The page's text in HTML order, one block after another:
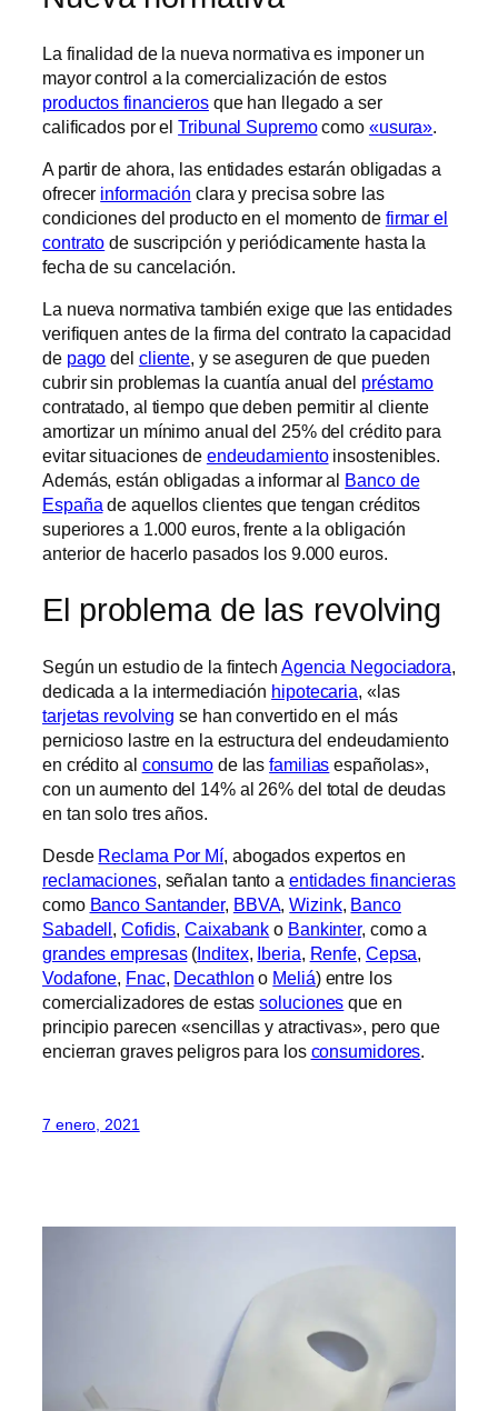
La finalidad de la nueva normativa es imponer un
mayor control a la comercialización de estos
productos financierosque han llegado a ser
calificados por elTribunal Supremocomo «usura».
A partir de ahora, las entidades estarán obligadas a
ofrecer información clara y precisa sobre las
condiciones del producto en el momento de firmar el
contrato de suscripción y periódicamente hasta la
fecha de su cancelación.
La nueva normativa también exige que las entidades
verifiquen antes de la firma del contrato la capacidad
de pago del cliente, y se aseguren de que pueden
cubrir sin problemas la cuantía anual del préstamo
contratado, al tiempo que deben permitir al cliente
amortizar un mínimo anual del 25% del crédito para
evitar situaciones de endeudamientoinsostenibles.
Además, están obligadas a informar al Banco de
España de aquellos clientes que tengan créditos
superiores a 1.000 euros, frente a la obligación
anterior de hacerlo pasados los 9.000 euros.
El problema de las revolving
Según un estudio de la fintech Agencia Negociadora,
dedicada a la intermediación hipotecaria, «las
tarjetas revolving se han convertido en el más
pernicioso lastre en la estructura del endeudamiento
en crédito al consumode lasfamilias españolas»,
con un aumento del 14% al 26% del total de deudas
en tan solo tres años.
Desde Reclama Por Mí, abogados expertos en
reclamaciones, señalan tanto a entidades financieras
como Banco Santander, BBVA,Wizink, Banco
Sabadell,Cofidis,Caixabank o Bankinter, como a
grandes empresas(Inditex, Iberia, Renfe, Cepsa,
Vodafone, Fnac, Decathlon o Meliá) entre los
comercializadores de estassoluciones que en
principio parecen «sencillas y atractivas», pero que
encierran graves peligros para los consumidores.
7 enero, 2021